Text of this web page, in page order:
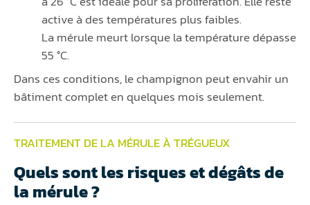
active à des températures plus faibles.
La mérule meurt lorsque la température dépasse
55 °C.
Dans ces conditions, le champignon peut envahir un
bâtiment complet en quelques mois seulement.
TRAITEMENT DE LA MÉRULE À TRÉGUEUX
Quels sont les risques et dégâts de
la mérule ?